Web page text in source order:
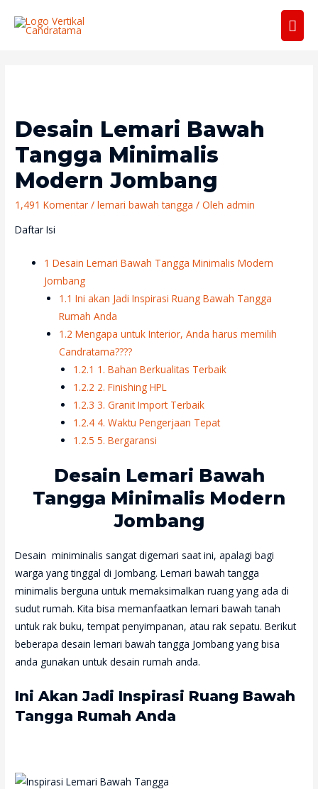
Desain Lemari Bawah
Tangga Minimalis
Modern Jombang
1,491 Komentar /lemari bawah tangga / Oleh admin
Daftar Isi
1 Desain Lemari Bawah Tangga Minimalis Modern
Jombang
1.1 Ini akan Jadi Inspirasi Ruang Bawah Tangga
Rumah Anda
1.2 Mengapa untuk Interior, Anda harus memilih
Candratama????
1.2.1 1. Bahan Berkualitas Terbaik
1.2.2 2. Finishing HPL
1.2.3 3. Granit Import Terbaik
1.2.4 4. Waktu Pengerjaan Tepat
1.2.5 5. Bergaransi
Desain Lemari Bawah
Tangga Minimalis Modern
Jombang
Desain miniminalis sangat digemari saat ini, apalagi bagi
warga yang tinggal di Jombang. Lemari bawah tangga
minimalis berguna untuk memaksimalkan ruang yang ada di
sudut rumah. Kita bisa memanfaatkan lemari bawah tanah
untuk rak buku, tempat penyimpanan, atau rak sepatu. Berikut
beberapa desain lemari bawah tangga Jombang yang bisa
anda gunakan untuk desain rumah anda.
Ini Akan Jadi Inspirasi Ruang Bawah
Tangga Rumah Anda